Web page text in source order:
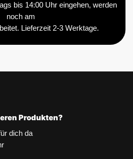
bis 14:00 Uhr eingehen, werden
noch am
Lieferzeit 2-3 Werktage.
Produkten?
dich da